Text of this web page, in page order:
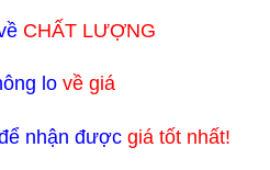
CHẤT LƯỢNG
lo về giá
nhận được giá tốt nhất!